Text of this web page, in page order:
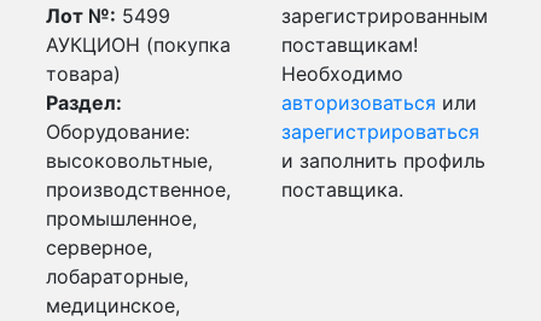
Лот №: 5499
АУКЦИОН (покупка
товара)
Раздел:
Оборудование:
высоковольтные,
производственное,
промышленное,
серверное,
лобараторные,
медицинское,
зарегистрированным
поставщикам!
Необходимо
авторизоваться или
зарегистрироваться
и заполнить профиль
поставщика.